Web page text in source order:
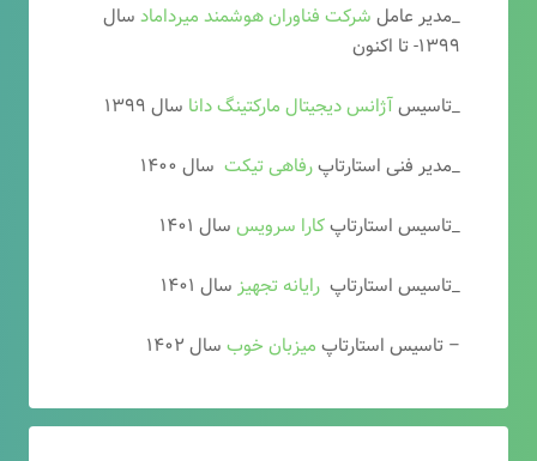
_مدیر عامل شرکت فناوران هوشمند میرداماد سال
۱۳۹۹- تا اکنون
_تاسیسآژانس دیجیتال مارکتینگ دانا سال ۱۳۹۹
_مدیر فنی استارتاپرفاهی تیکت سال ۱۴۰۰
_تاسیس استارتاپکارا سرویس سال ۱۴۰۱
_تاسیس استارتاپ رایانه تجهیز سال ۱۴۰۱
– تاسیس استارتاپ میزبان خوب سال ۱۴۰۲